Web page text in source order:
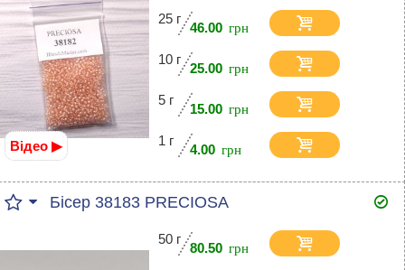
Відео ▶
25 г
46.00
10 г
25.00
5 г
15.00
1 г
4.00
Бісер 38183 PRECIOSA
50 г
80.50